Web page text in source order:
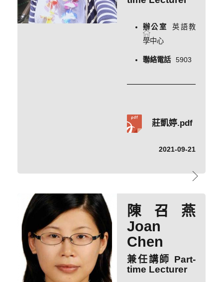
辦公室
英語教
學中心
聯絡電話 5903
莊凱婷.pdf
2021-09-21
陳召燕
Joan
Chen
兼任講師 Part-
time Lecturer